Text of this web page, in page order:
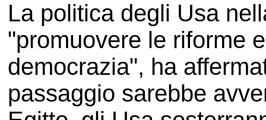
La politica degli Usa
"promuovere le riforme
democrazia", ha
passaggio sarebbe